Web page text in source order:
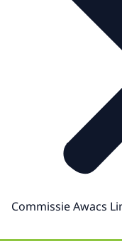
Commissie Awacs